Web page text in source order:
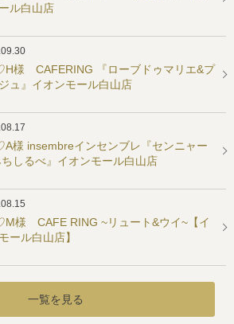
ル白山店
様 CAFERING 『ローブドゥマリエ&プ
ュ』イオンモール白山店
様 insembreインセンブレ『センニャー
ちしるべ』イオンモール白山店
様 CAFE RING ~リュート&ウイ~【イ
ール白山店】
一覧を見る